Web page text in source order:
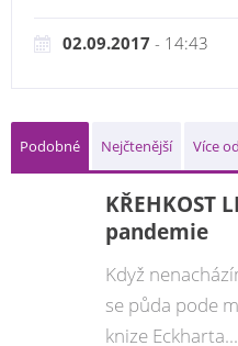
02.09.2017 - 14:43
Podobné Nejčtenější Více
KŘEHKOST
pandemie
Když
se půda pode
knize Eckharta...